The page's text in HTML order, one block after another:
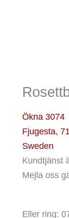
Ökna 3074
Fjugesta,
Sweden
Kundtjänst
Mejla oss
Eller ring: